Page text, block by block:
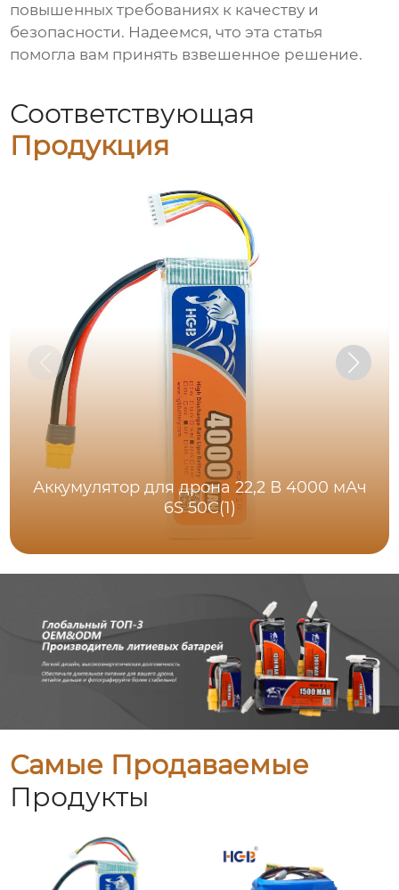
повышенных требованиях к качеству и
безопасности. Надеемся, что эта статья
помогла вам принять взвешенное решение.
Соответствующая
Продукция
Аккумулятор для дрона 22,2 В 4000 мАч
6S 50C(1)
Самые Продаваемые
Продукты